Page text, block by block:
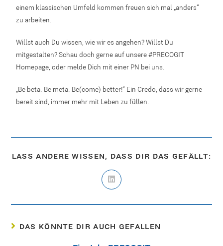
einem klassischen Umfeld kommen freuen sich mal „anders“
zu arbeiten.
Willst auch Du wissen, wie wir es angehen? Willst Du
mitgestalten? Schau doch gerne auf unsere #PRECOGIT
Homepage, oder melde Dich mit einer PN bei uns.
„Be beta. Be meta. Be(come) better!“ Ein Credo, dass wir gerne
bereit sind, immer mehr mit Leben zu füllen.
LASS ANDERE WISSEN, DASS DIR DAS GEFÄLLT:
DAS KÖNNTE DIR AUCH GEFALLEN